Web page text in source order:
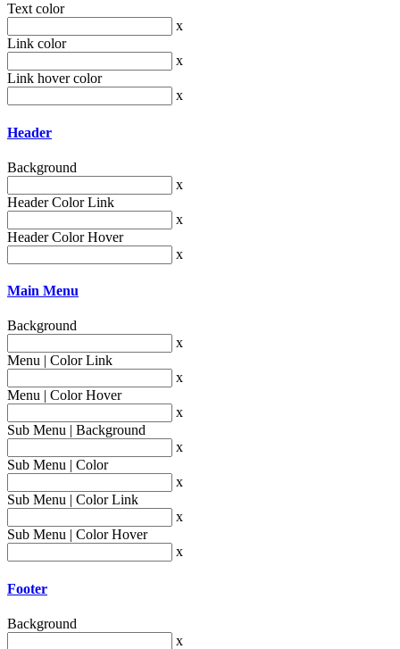
Text color
x
Link color
x
Link hover color
x
Header
Background
x
Header Color Link
x
Header Color Hover
x
Main Menu
Background
x
Menu | Color Link
x
Menu | Color Hover
x
Sub Menu | Background
x
Sub Menu | Color
x
Sub Menu | Color Link
x
Sub Menu | Color Hover
x
Footer
Background
x